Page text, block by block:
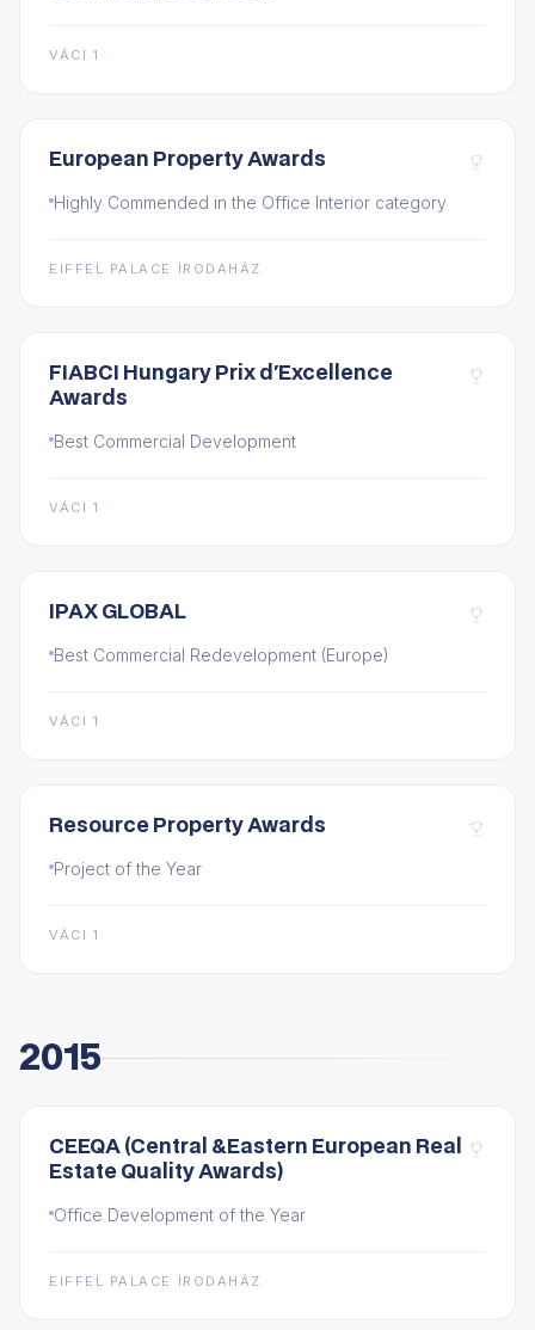
VÁCI 1
European Property Awards
Highly Commended in the Office Interior category
EIFFEL PALACE IRODAHÁZ
FIABCI Hungary Prix d'Excellence
Awards
Best Commercial Development
VÁCI 1
IPAX GLOBAL
Best Commercial Redevelopment (Europe)
VÁCI 1
Resource Property Awards
Project of the Year
VÁCI 1
2015
CEEQA (Central &Eastern European Real
Estate Quality Awards)
Office Development of the Year
EIFFEL PALACE IRODAHÁZ